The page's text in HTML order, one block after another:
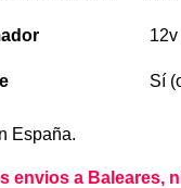
Sí
España.
envios a Baleares,